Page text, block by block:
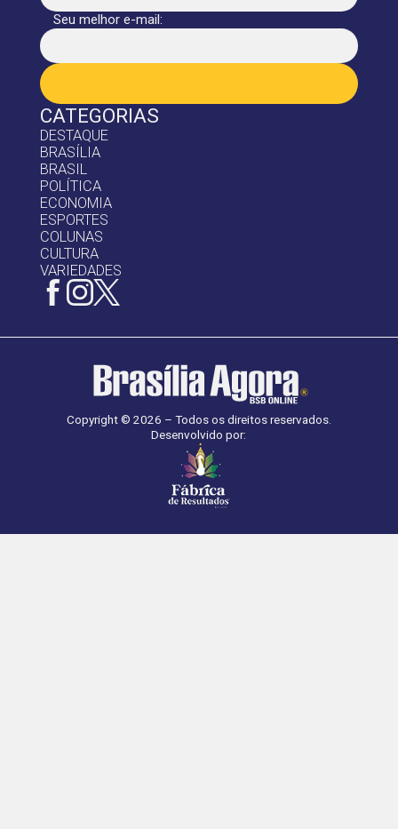
CATEGORIAS
DESTAQUE
BRASÍLIA
BRASIL
POLÍTICA
ECONOMIA
ESPORTES
COLUNAS
CULTURA
VARIEDADES
Seu melhor e-mail:
Copyright © 2026 – Todos os direitos reservados.
Desenvolvido por: